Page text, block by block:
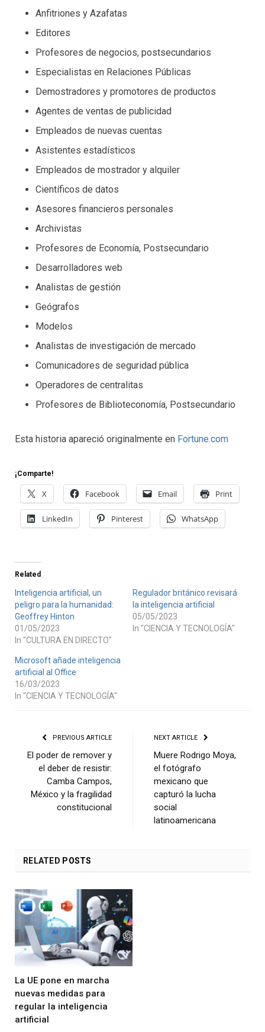
Anfitriones y Azafatas
Editores
Profesores de negocios, postsecundarios
Especialistas en Relaciones Públicas
Demostradores y promotores de productos
Agentes de ventas de publicidad
Empleados de nuevas cuentas
Asistentes estadísticos
Empleados de mostrador y alquiler
Científicos de datos
Asesores financieros personales
Archivistas
Profesores de Economía, Postsecundario
Desarrolladores web
Analistas de gestión
Geógrafos
Modelos
Analistas de investigación de mercado
Comunicadores de seguridad pública
Operadores de centralitas
Profesores de Biblioteconomía, Postsecundario
Esta historia apareció originalmente en Fortune.com
¡Comparte!
X Facebook Email Print
LinkedIn Pinterest WhatsApp
Related
Inteligencia artificial, un
peligro para la humanidad:
Geoffrey Hinton
01/05/2023
In "CULTURA EN DIRECTO"
Regulador británico revisará
la inteligencia artificial
05/05/2023
In "CIENCIA Y TECNOLOGÍA"
Microsoft añade inteligencia
artificial al Office
16/03/2023
In "CIENCIA Y TECNOLOGÍA"
PREVIOUS ARTICLE
El poder de remover y
el deber de resistir:
Camba Campos,
México y la fragilidad
constitucional
NEXT ARTICLE
Muere Rodrigo Moya,
el fotógrafo
mexicano que
capturó la lucha
social
latinoamericana
RELATED POSTS
La UE pone en marcha
nuevas medidas para
regular la inteligencia
artificial